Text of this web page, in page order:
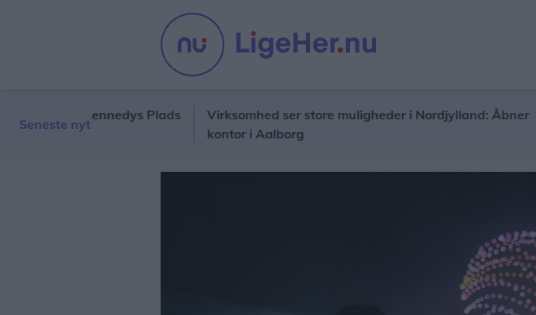
Seneste nyt
F. Kennedys Plads
Virksomhed ser store muligheder i Nordjylland: Åbner
kontor i Aalborg